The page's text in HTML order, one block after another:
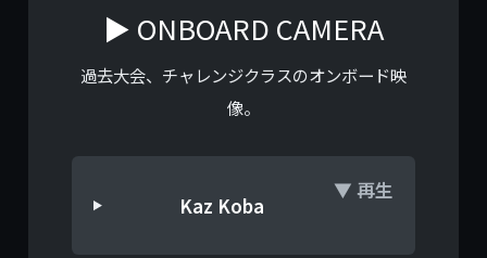
▶ ONBOARD CAMERA
過去大会、チャレンジクラスのオンボード映
像。
Kaz Koba
▼ 再生